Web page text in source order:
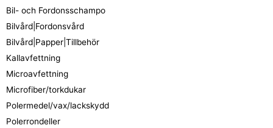
Bil- och Fordonsschampo
Bilvård|Fordonsvård
Bilvård|Papper|Tillbehör
Kallavfettning
Microavfettning
Microfiber/torkdukar
Polermedel/vax/lackskydd
Polerrondeller